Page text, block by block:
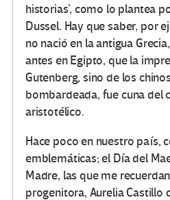
historias’, como lo plantea
Dussel. Hay que saber, por
no nació en la antigua
antes en Egipto, que la
Gutenberg, sino de los
bombardeada, fue cuna del
aristotélico.
Hace poco en nuestro país,
emblemáticas; el Día del
Madre, las que me
progenitora, Aurelia Castillo